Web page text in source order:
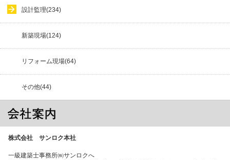
設計監理(234)
新築現場(124)
リフォーム現場(64)
その他(44)
株式会社 サンロク本社
一級建築士事務所㈱サンロクへ